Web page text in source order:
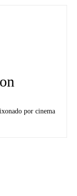
por cinema